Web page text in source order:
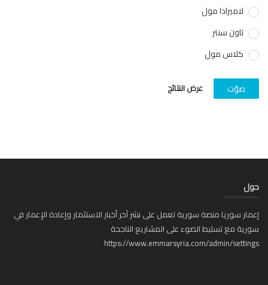
لاميرادا مول
تاون سنتر
كلاس مول
عرض النتائج
سوريا منصة سورية تعمل على نشر آخر أخبار الاستثمار وإعادة الإعمار في
مع تسليط الضوء على المشاريع الناجحة
https://www.emmarsyria.com/admin/